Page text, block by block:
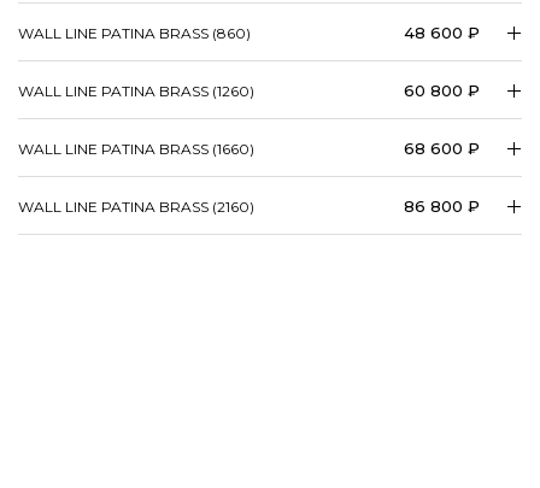
WALL LINE PATINA BRASS (860) 48 600 ₽
WALL LINE PATINA BRASS (1260) 60 800 ₽
WALL LINE PATINA BRASS (1660) 68 600 ₽
WALL LINE PATINA BRASS (2160) 86 800 ₽